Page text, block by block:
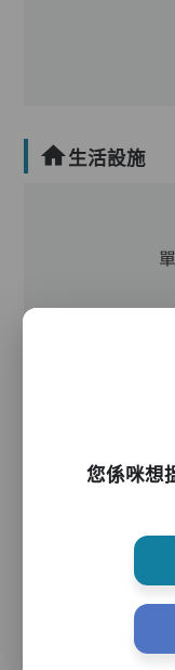
生活設施
客廳,飯廳,活
電動床,氣墊
主管,助理員,
您係咪想